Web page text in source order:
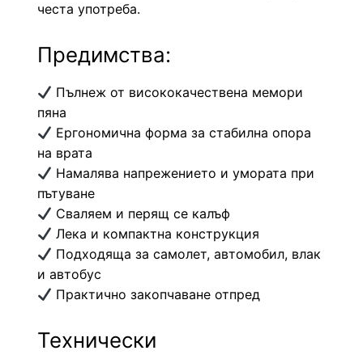
честа употреба.
Предимства:
Пълнеж от висококачествена мемори
пяна
Ергономична форма за стабилна опора
на врата
Намалява напрежението и умората при
пътуване
Сваляем и перящ се калъф
Лека и компактна конструкция
Подходяща за самолет, автомобил, влак
и автобус
Практично закопчаване отпред
Технически